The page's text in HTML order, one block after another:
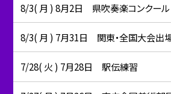
8/3( 月 ) 8月2日 県吹奏楽コンクール
8/3( 月 ) 7月31日 関東・全国大会出
7/28( 火 ) 7月28日 駅伝練習